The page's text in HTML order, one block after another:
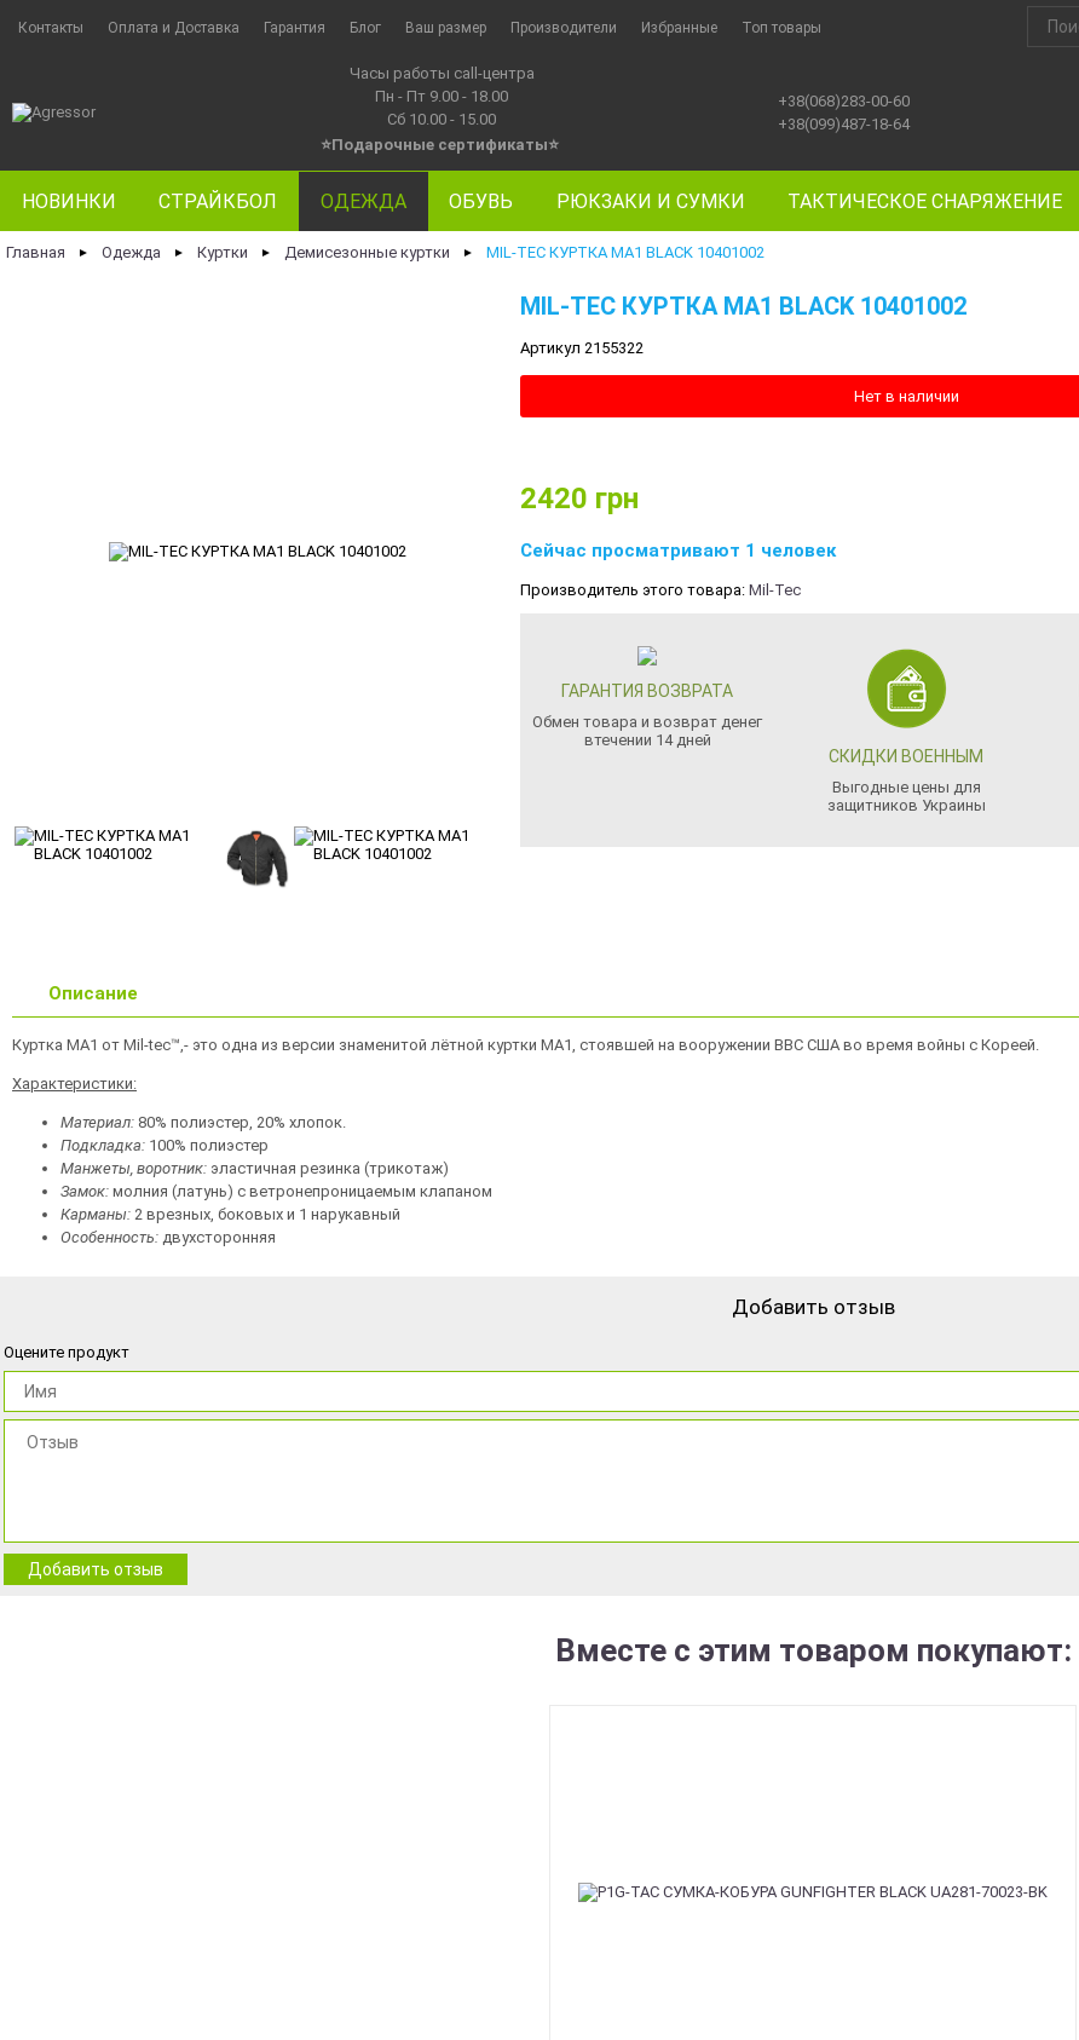
Контакты Оплата и Доставка Гарантия Блог Ваш размер Производители Избранные Топ товары
Часы работы call-центра
Пн - Пт 9.00 - 18.00
Сб 10.00 - 15.00
⭐Подарочные сертификаты⭐
+38(068)283-00-60
+38(099)487-18-64
НОВИНКИ СТРАЙКБОЛ ОДЕЖДА ОБУВЬ РЮКЗАКИ И СУМКИ ТАКТИЧЕСКОЕ СНАРЯЖЕНИЕ
Главная ► Одежда ► Куртки ► Демисезонные куртки ► MIL-TEC КУРТКА МА1 BLACK 10401002
MIL-TEC КУРТКА МА1 BLACK 10401002
Артикул 2155322
Нет в наличии
2420 грн
Сейчас просматривают 1 человек
Производитель этого товара: Mil-Tec
ГАРАНТИЯ ВОЗВРАТА
Обмен товара и возврат денег
втечении 14 дней
СКИДКИ ВОЕННЫМ
Выгодные цены для
защитников Украины
Описание
Куртка МА1 от Mil-tec™,- это одна из версии знаменитой лётной куртки МА1, стоявшей на вооружении ВВС США во время войны с Кореей.
Характеристики:
Материал: 80% полиэстер, 20% хлопок.
Подкладка: 100% полиэстер
Манжеты, воротник: эластичная резинка (трикотаж)
Замок: молния (латунь) с ветронепроницаемым клапаном
Карманы: 2 врезных, боковых и 1 нарукавный
Особенность: двухсторонняя
Добавить отзыв
Оцените продукт
Добавить отзыв
Вместе с этим товаром покупают: